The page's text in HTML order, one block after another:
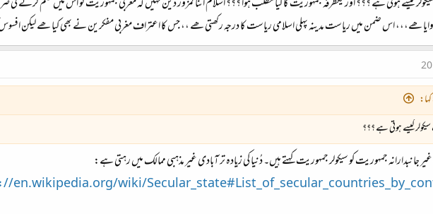
کیسے ہوتی ہے ؟؟؟ اور یکطرفہ جمہوریت کا کیا مطلب ہوا ؟؟؟ اسلام اتنا کمزور دین نہیں کہ مغربی جمہوریت کو اس میں ضم
ھے،،، اس ضمن میں ریاست مدینہ پہلی اسلامی ریاست کا درجہ رکھتی ھے ،، جس کا اعتراف مغربی مفکرین نے بھی کیا ھے لیکن
کیسے ہوتی ہے ؟؟؟
جانبدارانہ جمہوریت کو سیکولر جمہوریت کہتے ہیں۔ دُنیا کی زیادہ تر آبادی غیر مذہبی ممالک میں رہتی ہے:
en.wikipedia.org/wiki/